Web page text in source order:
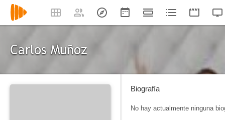
Carlos Muñoz
Biografía
No hay actualmente ninguna